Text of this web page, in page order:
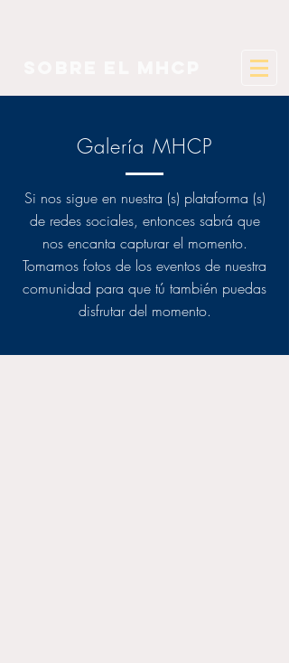
Galería MHCP
Si nos sigue en nuestra (s) plataforma (s)
de redes sociales, entonces sabrá que
nos encanta capturar el momento.
Tomamos fotos de los eventos de nuestra
comunidad para que tú también puedas
disfrutar del momento.